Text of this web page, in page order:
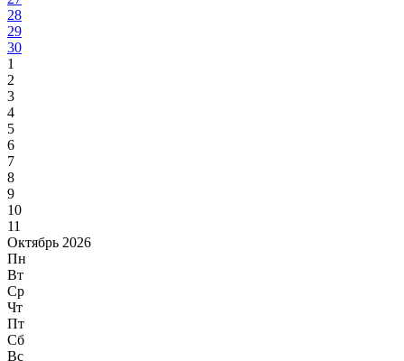
28
29
30
1
2
3
4
5
6
7
8
9
10
11
Октябрь 2026
Пн
Вт
Ср
Чт
Пт
Сб
Вс